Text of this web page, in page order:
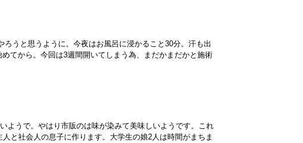
うと思うように。今夜はお風呂に浸かること30分。汗も出
てから。今回は3週間開いてしまう為、まだかまだかと施術
ようで。やはり市販のは味が染みて美味しいようです。これ
と社会人の息子に作ります。大学生の娘2人は時間がまちま